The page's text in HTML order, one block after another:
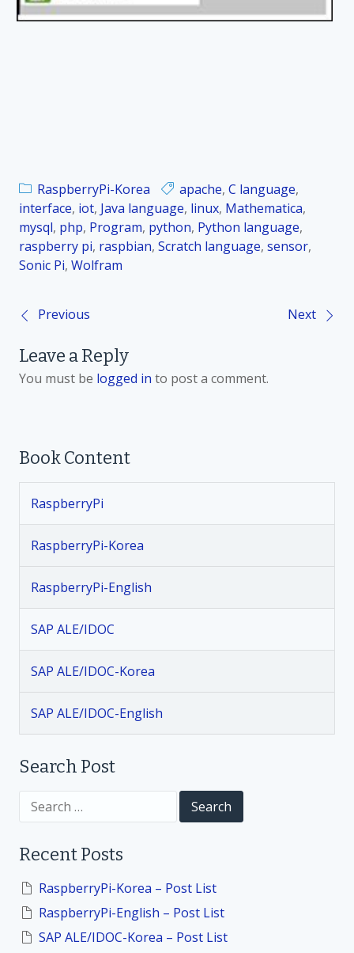
RaspberryPi-Korea apache, C language,
interface, iot, Java language, linux, Mathematica,
mysql, php, Program, python, Python language,
raspberry pi, raspbian, Scratch language, sensor,
Sonic Pi, Wolfram
P
o
n
a
v
g
a
i
o
n
Previous Next
Leave a Reply
You must be logged in to post a comment.
Book Content
RaspberryPi
RaspberryPi-Korea
RaspberryPi-English
SAP ALE/IDOC
SAP ALE/IDOC-Korea
SAP ALE/IDOC-English
Search Post
c
o
Recent Posts
RaspberryPi-Korea – Post List
RaspberryPi-English – Post List
SAP ALE/IDOC-Korea – Post List